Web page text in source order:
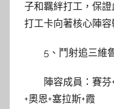
子和羈絆打工，保
打工卡向著核心陣容
5、鬥射追三維
陣容成員：賽芬
+奧恩+塞拉斯+霞